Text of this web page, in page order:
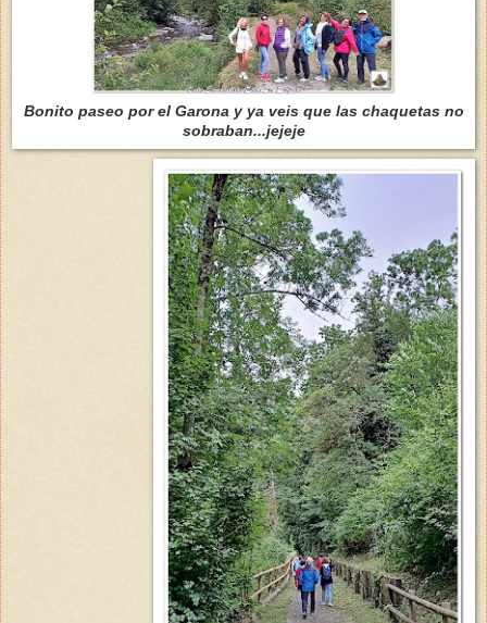
Bonito paseo por el Garona y ya veis que las chaquetas no
sobraban...jejeje